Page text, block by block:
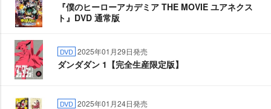
『僕のヒーローアカデミア THE MOVIE ユアネクス
ト』DVD 通常版
DVD 2025年01月29日発売
ダンダダン 1【完全生産限定版】
DVD 2025年01月24日発売